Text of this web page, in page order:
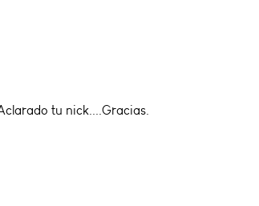
tu nick....Gracias.